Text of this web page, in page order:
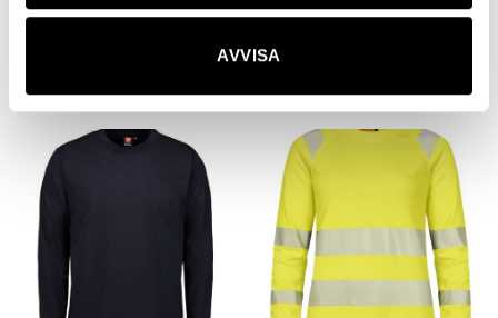
AVVISA
dam